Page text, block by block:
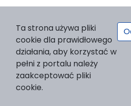
Wydawnictwo Naukowe UKSW,
nr 2, 01-815 Warszawa
Strona WWW Wydawnictwa
e-mail:
Ta strona używa pliki
cookie dla prawidłowego
działania, aby korzystać w
pełni z portalu należy
zaakceptować pliki
cookie.